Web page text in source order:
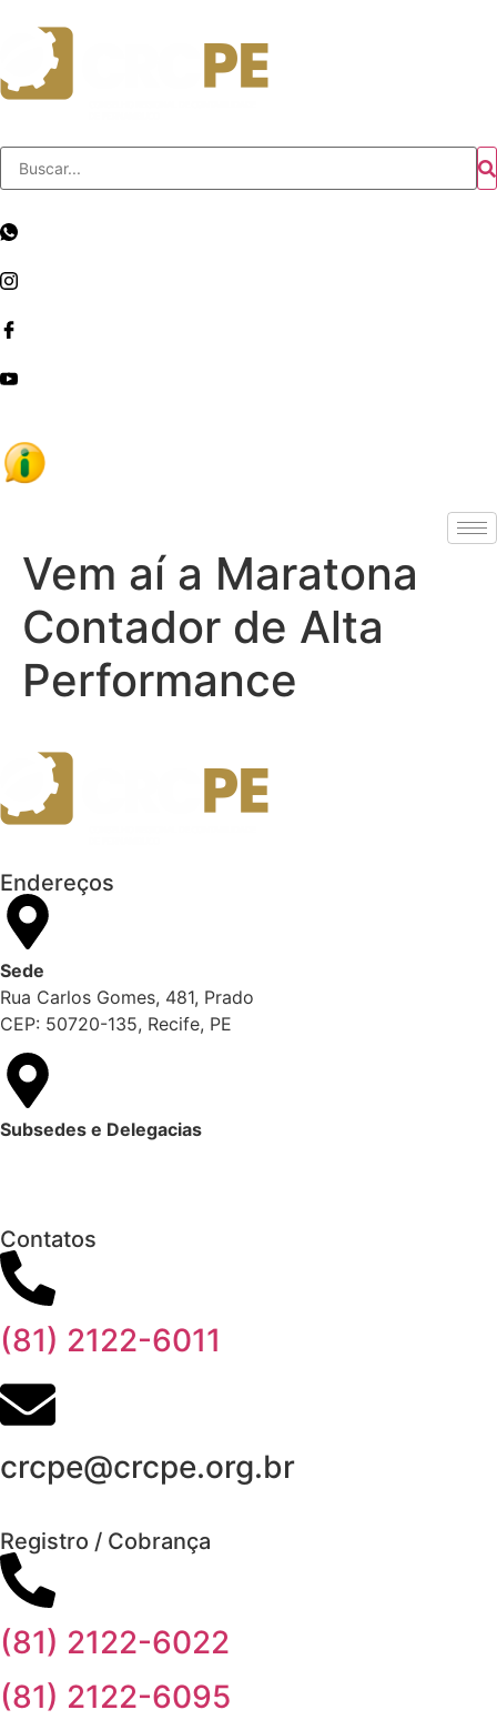
Vem aí a Maratona
Contador de Alta
Performance
Endereços
Sede
Rua Carlos Gomes, 481, Prado
CEP: 50720-135, Recife, PE
Subsedes e Delegacias
Contatos
(81) 2122-6011
crcpe@crcpe.org.br
Registro / Cobrança
(81) 2122-6022
(81) 2122-6095